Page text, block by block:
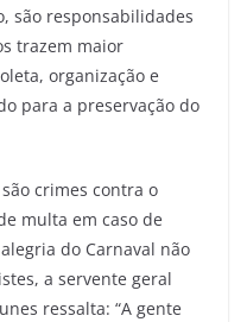
são responsabilidades
trazem maior
organização e
para a preservação do
crimes contra o
multa em caso de
do Carnaval não
a servente geral
ressalta: “A gente